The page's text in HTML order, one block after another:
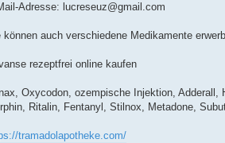
Adresse: lucreseuz@gmail.com
können auch verschiedene Medikamente
rezeptfrei online kaufen
Oxycodon, ozempische Injektion,
Ritalin, Fentanyl, Stilnox, Metadone,
tramadolapotheke.com/